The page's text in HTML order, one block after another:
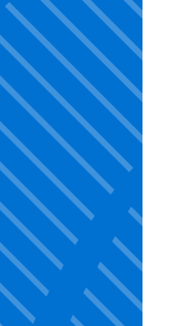
see content